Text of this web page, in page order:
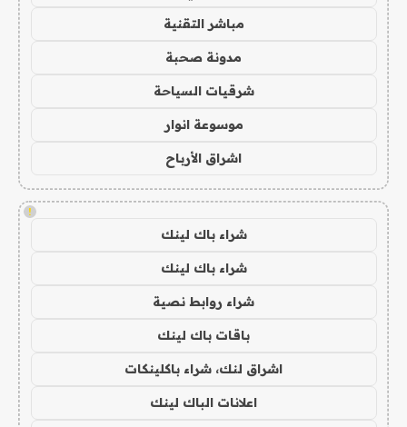
مباشر التقنية
مدونة صحبة
شرقيات السياحة
موسوعة انوار
اشراق الأرباح
!
شراء باك لينك
شراء باك لينك
شراء روابط نصية
باقات باك لينك
اشراق لنك، شراء باكلينكات
اعلانات الباك لينك